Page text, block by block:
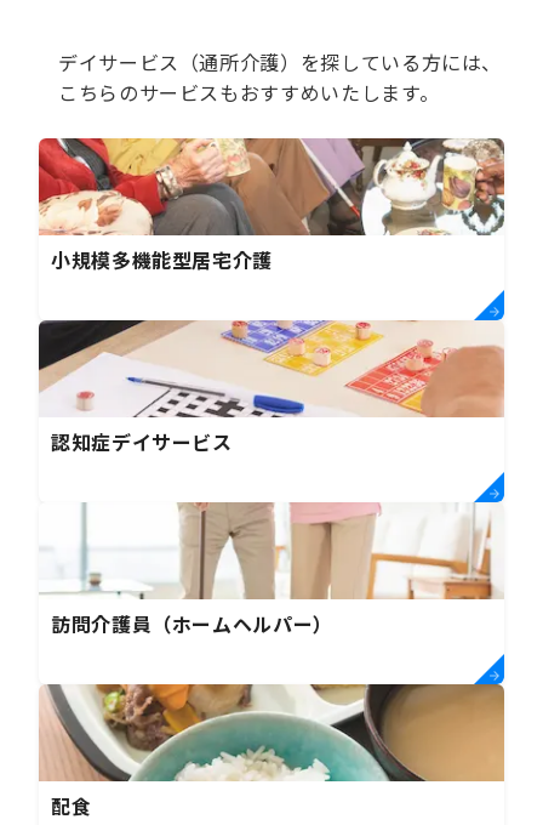
デイサービス（通所介護）を探している方には、
こちらのサービスもおすすめいたします。
小規模多機能型居宅介護
認知症デイサービス
訪問介護員（ホームヘルパー）
配食